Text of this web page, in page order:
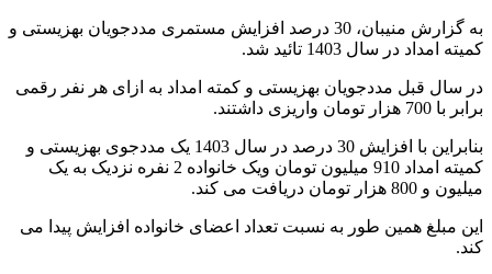
به گزارش منیبان، 30 درصد افزایش مستمری مددجویان بهزیستی و
کمیته امداد در سال 1403 تائید شد.
در سال قبل مددجویان بهزیستی و کمته امداد به ازای هر نفر رقمی
برابر با 700 هزار تومان واریزی داشتند.
بنابراین با افزایش 30 درصد در سال 1403 یک مددجوی بهزیستی و
کمیته امداد 910 میلیون تومان ویک خانواده 2 نفره نزدیک به یک
میلیون و 800 هزار تومان دریافت می کند.
این مبلغ همین طور به نسبت تعداد اعضای خانواده افزایش پیدا می
کند.